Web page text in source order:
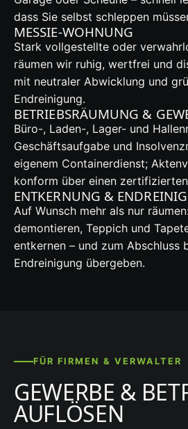
dass Sie selbst schleppen
MESSIE-WOHNUNG
Stark vollgestellte oder
räumen wir ruhig, wertfrei und
mit neutraler Abwicklung und
Endreinigung.
BETRIEBSRÄUMUNG &
Büro-, Laden-, Lager- und
Geschäftsaufgabe und
eigenem Containerdienst;
konform über einen
ENTKERNUNG &
Auf Wunsch mehr als nur
demontieren, Teppich und
entkernen – und zum Abschluss
Endreinigung übergeben.
FÜR FIRMEN & VERWALTER
GEWERBE &
AUFLÖSEN